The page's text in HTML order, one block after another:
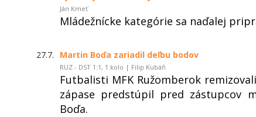
Ján Kmeť
Mládežnícke kategórie sa naďalej
27.7. Martin Boďa zariadil deľbu bodov
RUZ - DST 1:1, 1.kolo | Filip Kubáň
Futbalisti MFK Ružomberok
zápase predstúpil pred zástupcov
Boďa.